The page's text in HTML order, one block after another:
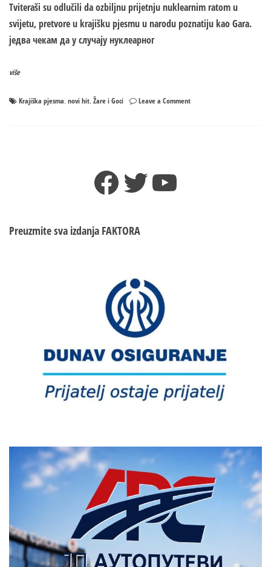
Tviteraši su odlučili da ozbiljnu prijetnju nuklearnim ratom u
svijetu, pretvore u krajišku pjesmu u narodu poznatiju kao Gara.
једва чекам да у случају нуклеарног
više
Krajiška pjesma, novi hit, Žare i Goci Leave a Commenton
Facebook
TwitterYouTube
Preuzmite sva izdanja FAKTORA